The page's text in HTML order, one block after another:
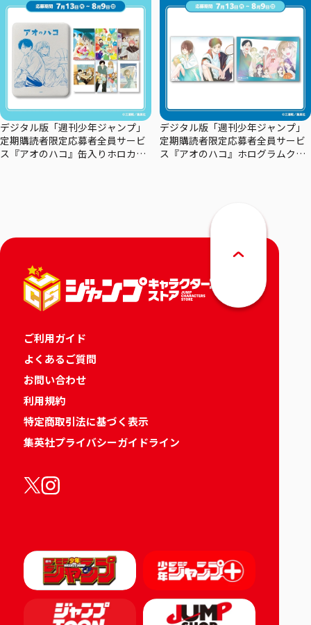
デジタル版「週刊少年ジャンプ」
定期購読者限定応募者全員サービ
ス『アオのハコ』缶入りホロカー
デジタル版「週刊少年ジャンプ」
定期購読者限定応募者全員サービ
ス『アオのハコ』ホログラムクリ
ご利用ガイド
よくあるご質問
お問い合わせ
利用規約
特定商取引法に基づく表示
集英社プライバシーガイドライン